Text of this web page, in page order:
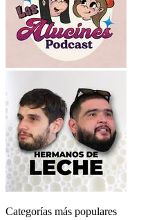
Categorías más populares